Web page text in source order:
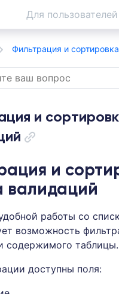
Для пользователей
Фильтрация и
и
и
валидаций
работы со
возможность
содержимого таблицы.
доступны поля: